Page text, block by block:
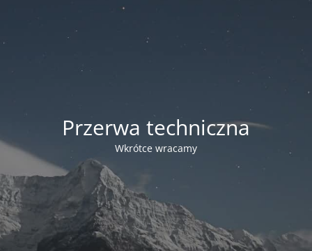
Przerwa techniczna
Wkrótce wracamy